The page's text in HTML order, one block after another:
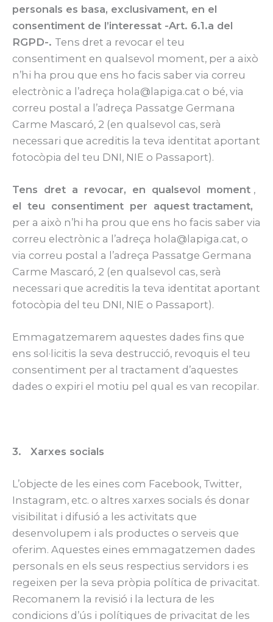
personals es basa, exclusivament, en el
consentiment de l’interessat -Art. 6.1.a del
RGPD-. Tens dret a revocar el teu
consentiment en qualsevol moment, per a això
n’hi ha prou que ens ho facis saber via correu
electrònic a l’adreça hola@lapiga.cat o bé, via
correu postal a l’adreça Passatge Germana
Carme Mascaró, 2 (en qualsevol cas, serà
necessari que acreditis la teva identitat aportant
fotocòpia del teu DNI, NIE o Passaport).
Tens dret a revocar, en qualsevol moment ,
el teu consentiment per aquest tractament,
per a això n’hi ha prou que ens ho facis saber via
correu electrònic a l’adreça hola@lapiga.cat, o
via correu postal a l’adreça Passatge Germana
Carme Mascaró, 2 (en qualsevol cas, serà
necessari que acreditis la teva identitat aportant
fotocòpia del teu DNI, NIE o Passaport).
Emmagatzemarem aquestes dades fins que
ens sol·licitis la seva destrucció, revoquis el teu
consentiment per al tractament d’aquestes
dades o expiri el motiu pel qual es van recopilar.
3. Xarxes socials
L’objecte de les eines com Facebook, Twitter,
Instagram, etc. o altres xarxes socials és donar
visibilitat i difusió a les activitats que
desenvolupem i als productes o serveis que
oferim. Aquestes eines emmagatzemen dades
personals en els seus respectius servidors i es
regeixen per la seva pròpia política de privacitat.
Recomanem la revisió i la lectura de les
condicions d’ús i polítiques de privacitat de les